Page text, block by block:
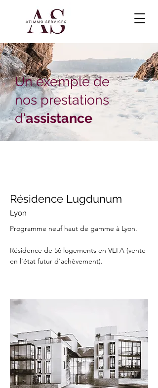
Un exemple de
nos prestations
d'assistance
Résidence Lugdunum
Lyon
Programme neuf haut de gamme à Lyon.
Résidence de 56 logements en VEFA (vente
en l'état futur d'achèvement).